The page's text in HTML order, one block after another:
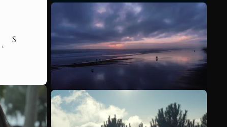
Meer bekijken